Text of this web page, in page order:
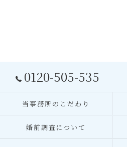
0120-505-535
当事務所のこだわり
婚前調査について